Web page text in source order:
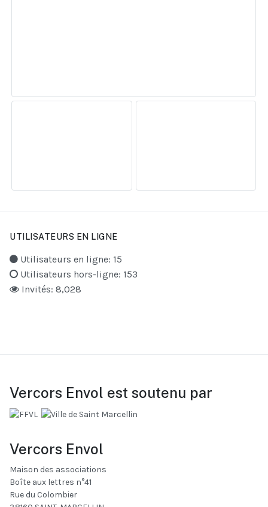
UTILISATEURS EN LIGNE
Utilisateurs en ligne: 15
Utilisateurs hors-ligne: 153
Invités: 8,028
Vercors Envol est soutenu par
Vercors Envol
Maison des associations
Boîte aux lettres n°41
Rue du Colombier